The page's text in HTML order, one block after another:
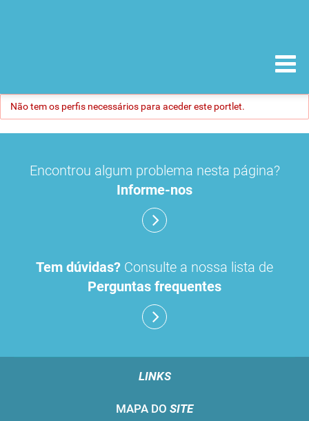
Não tem os perfis necessários para aceder este portlet.
Encontrou algum problema nesta página?
Informe-nos
Tem dúvidas? Consulte a nossa lista de
Perguntas frequentes
LINKS
MAPA DO SITE